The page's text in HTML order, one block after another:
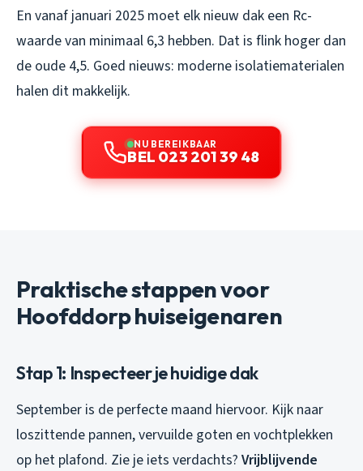
En vanaf januari 2025 moet elk nieuw dak een Rc-
waarde van minimaal 6,3 hebben. Dat is flink hoger dan
de oude 4,5. Goed nieuws: moderne isolatiematerialen
halen dit makkelijk.
NU BEREIKBAAR
BEL 023 201 39 48
Praktische stappen voor
Hoofddorp huiseigenaren
Stap 1: Inspecteer je huidige dak
September is de perfecte maand hiervoor. Kijk naar
loszittende pannen, vervuilde goten en vochtplekken
op het plafond. Zie je iets verdachts? Vrijblijvende